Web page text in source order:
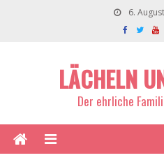
6.
LÄCHELN
Der ehrliche